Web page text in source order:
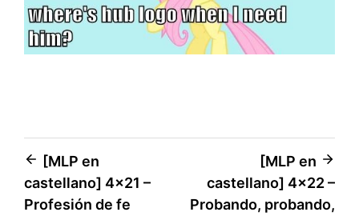
Navegación
de
[MLP en
castellano] 4×21 –
Profesión de fe
[MLP en
castellano] 4×22 –
Probando, probando,